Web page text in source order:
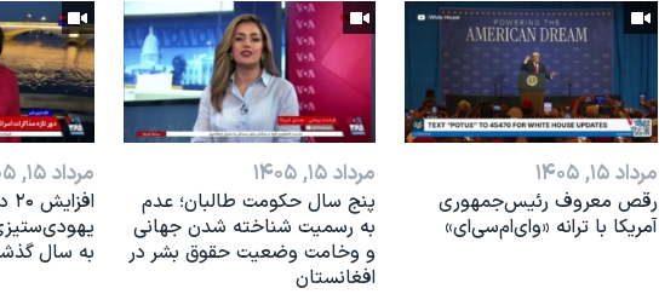
مرداد ۱۵, ۱۴۰۵
رقص معروف رئیس‌جمهوری
آمریکا با ترانه «وای‌ام‌سی‌ای»
مرداد ۱۵, ۱۴۰۵
پنج سال حکومت طالبان؛ عدم
به رسمیت شناخته شدن جهانی
و وخامت وضعیت حقوق بشر در
افغانستان
مرداد ۱۵, ۱۴۰۵
به سال